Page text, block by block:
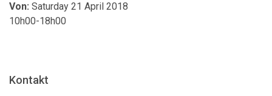
Von: Saturday 21 April 2018
10h00-18h00
Kontakt